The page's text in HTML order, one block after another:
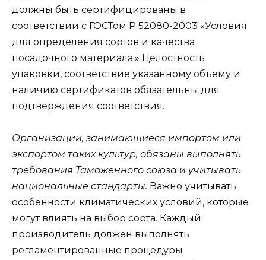
должны быть сертифицированы в
соответствии с ГОСТом Р 52080-2003 «Условия
для определения сортов и качества
посадочного материала.» Целостность
упаковки, соответствие указанному объему и
наличию сертификатов обязательны для
подтверждения соответствия.
Организации, занимающиеся импортом или
экспортом таких культур, обязаны выполнять
требования Таможенного союза и учитывать
национальные стандарты. Важно учитывать
особенности климатических условий, которые
могут влиять на выбор сорта. Каждый
производитель должен выполнять
регламентированные процедуры